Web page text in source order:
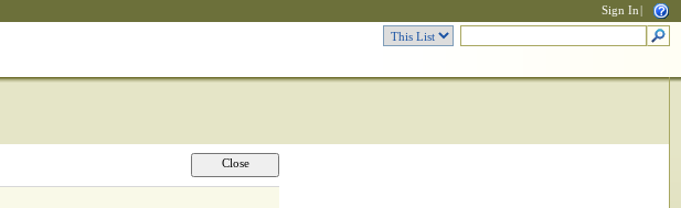
Sign In